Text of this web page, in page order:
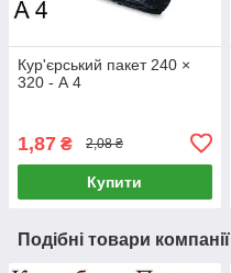
Кур'єрський пакет 240 ×
320 - А 4
1,87 ₴ 2,08 ₴
Купити
Подібні товари компанії